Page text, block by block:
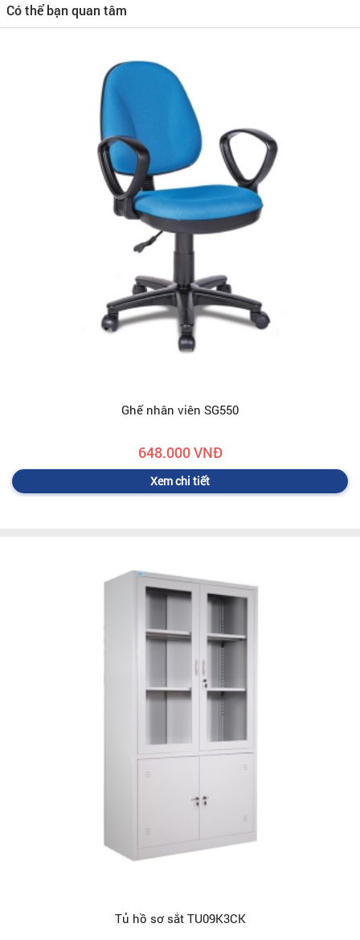
Có thể bạn quan tâm
Ghế nhân viên SG550
648.000 VNĐ
Xem chi tiết
Tủ hồ sơ sắt TU09K3CK